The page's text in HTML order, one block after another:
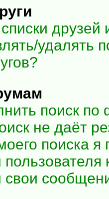
друзей
удалять
поиск
не даёт
поиска
свои